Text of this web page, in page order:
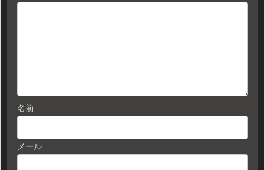
名前
メール